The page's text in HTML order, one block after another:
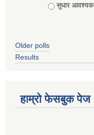
सुधार आवश्यक
Older polls
Results
हाम्रो फेसबुक पेज